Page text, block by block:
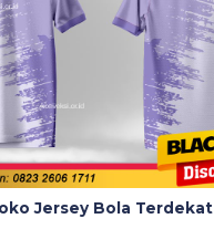
Jersey Bola Terdekat